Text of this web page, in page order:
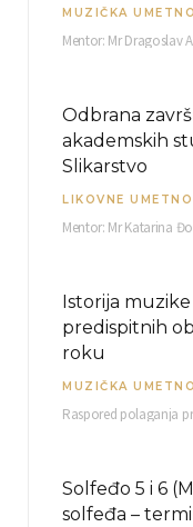
MUZIČKA
Odbrana
akademskih
Slikarstvo
LIKOVNE
Istorija
predispitnih
roku
MUZIČKA
Solfeđo 5 i 6
solfeđa –